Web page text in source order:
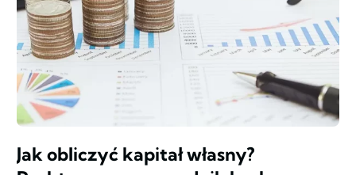
Jak obliczyć kapitał własny?